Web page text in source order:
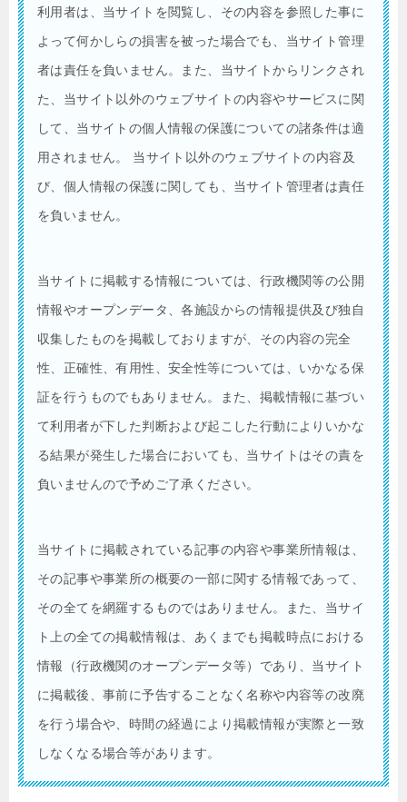
利用者は、当サイトを閲覧し、その内容を参照した事に
よって何かしらの損害を被った場合でも、当サイト管理
者は責任を負いません。また、当サイトからリンクされ
た、当サイト以外のウェブサイトの内容やサービスに関
して、当サイトの個人情報の保護についての諸条件は適
用されません。 当サイト以外のウェブサイトの内容及
び、個人情報の保護に関しても、当サイト管理者は責任
を負いません。
当サイトに掲載する情報については、行政機関等の公開
情報やオープンデータ、各施設からの情報提供及び独自
収集したものを掲載しておりますが、その内容の完全
性、正確性、有用性、安全性等については、いかなる保
証を行うものでもありません。また、掲載情報に基づい
て利用者が下した判断および起こした行動によりいかな
る結果が発生した場合においても、当サイトはその責を
負いませんので予めご了承ください。
当サイトに掲載されている記事の内容や事業所情報は、
その記事や事業所の概要の一部に関する情報であって、
その全てを網羅するものではありません。また、当サイ
ト上の全ての掲載情報は、あくまでも掲載時点における
情報（行政機関のオープンデータ等）であり、当サイト
に掲載後、事前に予告することなく名称や内容等の改廃
を行う場合や、時間の経過により掲載情報が実際と一致
しなくなる場合等があります。